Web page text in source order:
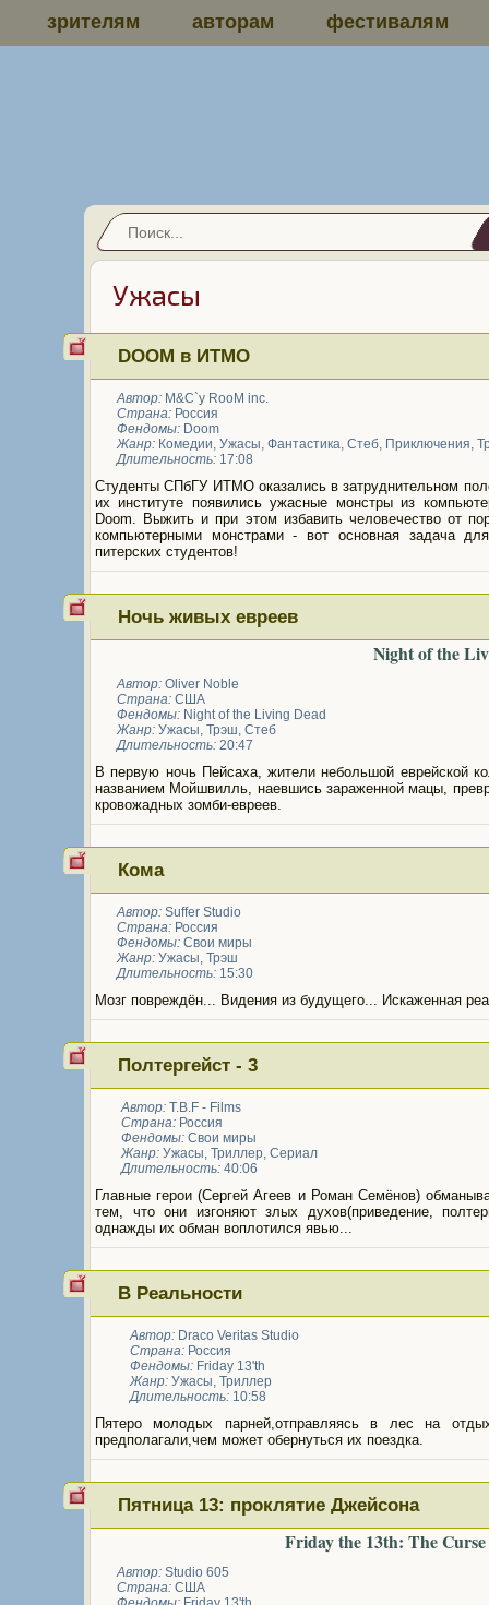
зрителям авторам фестивалям
Ужасы
DOOM в ИТМО
Автор: M&C`y RooM inc.
Страна: Россия
Фендомы: Doom
Жанр: Комедии, Ужасы, Фантастика, Стеб, Приключения,
Длительность: 17:08
Студенты СПбГУ ИТМО оказались в затруднительном
их институте появились ужасные монстры из
Doom. Выжить и при этом избавить человечество от
компьютерными монстрами - вот основная задача
питерских студентов!
Ночь живых евреев
Night of the
Автор: Oliver Noble
Страна: США
Фендомы: Night of the Living Dead
Жанр: Ужасы, Трэш, Стеб
Длительность: 20:47
В первую ночь Пейсаха, жители небольшой еврейской
названием Мойшвилль, наевшись зараженной мацы,
кровожадных зомби-евреев.
Кома
Автор: Suffer Studio
Страна: Россия
Фендомы: Свои миры
Жанр: Ужасы, Трэш
Длительность: 15:30
Мозг повреждён... Видения из будущего... Искаженная
Полтергейст - 3
Автор: T.B.F - Films
Страна: Россия
Фендомы: Свои миры
Жанр: Ужасы, Триллер, Сериал
Длительность: 40:06
Главные герои (Сергей Агеев и Роман Семёнов)
тем, что они изгоняют злых духов(приведение,
однажды их обман воплотился явью...
В Реальности
Автор: Draco Veritas Studio
Страна: Россия
Фендомы: Friday 13'th
Жанр: Ужасы, Триллер
Длительность: 10:58
Пятеро молодых парней,отправляясь в лес на
предполагали,чем может обернуться их поездка.
Пятница 13: проклятие Джейсона
Friday the 13th: The Curse
Автор: Studio 605
Страна: США